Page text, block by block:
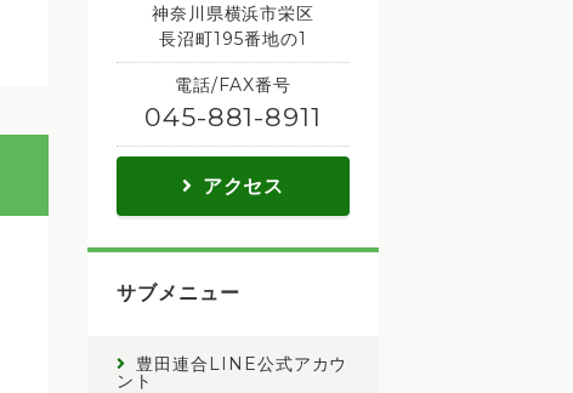
神奈川県横浜市栄区
長沼町195番地の1
電話/FAX番号
045-881-8911
アクセス
サブメニュー
豊田連合LINE公式アカウ
ント